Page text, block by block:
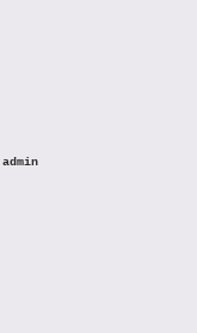
admin